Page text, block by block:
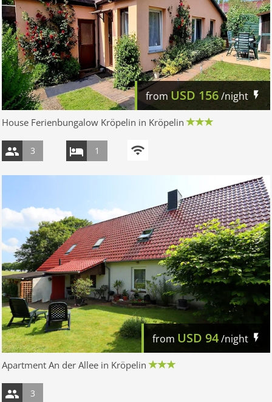
from USD 156/night
House Ferienbungalow Kröpelin in Kröpelin
3 1
from USD 94/night
Apartment An der Allee in Kröpelin
3